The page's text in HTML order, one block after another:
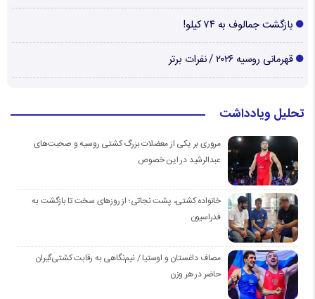
بازگشت جمالوف به ۷۴ کیلو!
قهرمانی روسیه ۲۰۲۶ / نفرات برتر
تحلیل ویادداشت
مروری بر یکی از معضلات بزرگ کشتی روسیه و صحبت‌های
عبدالرشید در این خصوص
خانواده کشتی، پشت نجاتی؛ از روزهای سخت تا بازگشت به
فدراسیون
مصاف داغستان و اوستیا / نیم‌نگاهی به رقابت کشتی‌گیران
حاضر در هر وزن